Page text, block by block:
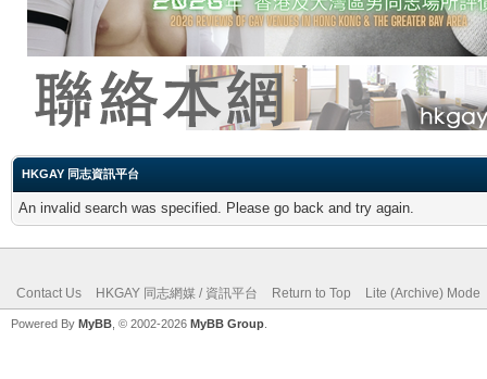
HKGAY 同志資訊平台
An invalid search was specified. Please go back and try again.
Contact Us HKGAY 同志網媒 / 資訊平台 Return to Top Lite (Archive) Mode
Powered By MyBB , © 2002-2026 MyBB Group